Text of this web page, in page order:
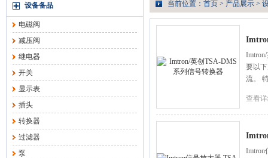
设备备品
电磁阀
减压阀
继电器
开关
显示表
插头
转换器
过滤器
泵
当前位置： 首页 > 产品展示 >
要以
流。
查看
Imtron